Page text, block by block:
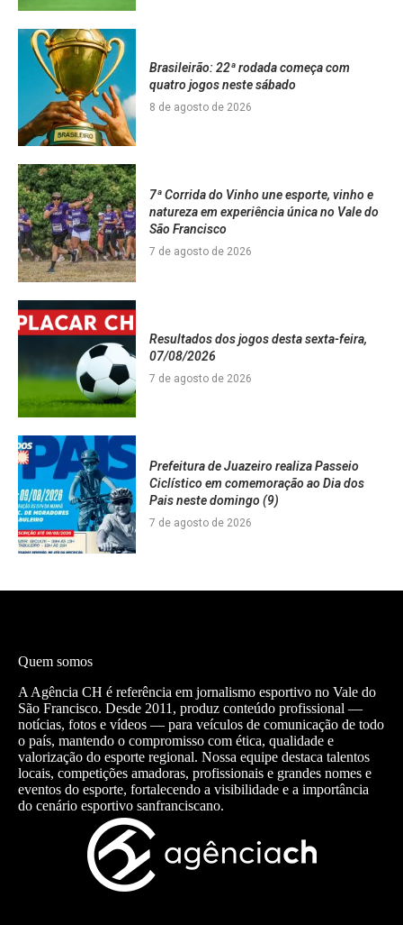
Brasileirão: 22ª rodada começa com
quatro jogos neste sábado
8 de agosto de 2026
7ª Corrida do Vinho une esporte, vinho e
natureza em experiência única no Vale do
São Francisco
7 de agosto de 2026
Resultados dos jogos desta sexta-feira,
07/08/2026
7 de agosto de 2026
Prefeitura de Juazeiro realiza Passeio
Ciclístico em comemoração ao Dia dos
Pais neste domingo (9)
7 de agosto de 2026
Quem somos
A Agência CH é referência em jornalismo esportivo no Vale do
São Francisco. Desde 2011, produz conteúdo profissional —
notícias, fotos e vídeos — para veículos de comunicação de todo
o país, mantendo o compromisso com ética, qualidade e
valorização do esporte regional. Nossa equipe destaca talentos
locais, competições amadoras, profissionais e grandes nomes e
eventos do esporte, fortalecendo a visibilidade e a importância
do cenário esportivo sanfranciscano.